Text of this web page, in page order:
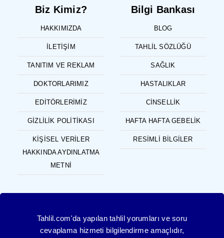
Biz Kimiz?
HAKKIMIZDA
İLETIŞIM
TANITIM VE REKLAM
DOKTORLARIMIZ
EDITÖRLERIMIZ
GIZLILIK POLITIKASI
KIŞISEL VERILER
HAKKINDA AYDINLATMA
METNI
Bilgi Bankası
BLOG
TAHLIL SÖZLÜĞÜ
SAĞLIK
HASTALIKLAR
CINSELLIK
HAFTA HAFTA GEBELIK
RESIMLI BILGILER
Tahlil.com'da yapılan tahlil yorumları ve soru
cevaplama hizmeti bilgilendirme amaçlıdır,